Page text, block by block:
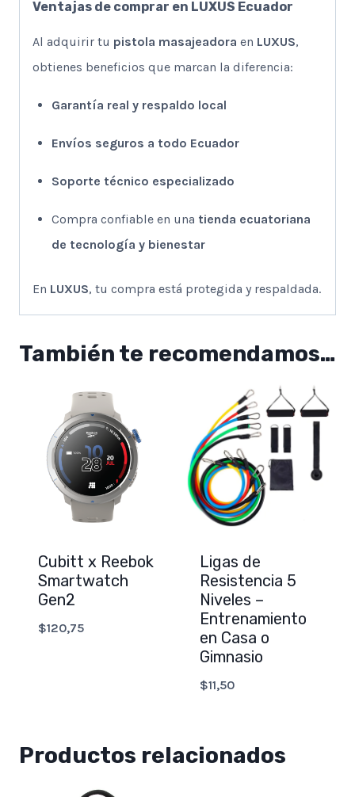
Ventajas de comprar en LUXUS Ecuador
Al adquirir tu pistola masajeadora en LUXUS,
obtienes beneficios que marcan la diferencia:
Garantía real y respaldo local
Envíos seguros a todo Ecuador
Soporte técnico especializado
Compra confiable en una tienda ecuatoriana
de tecnología y bienestar
En LUXUS, tu compra está protegida y respaldada.
También te recomendamos…
Cubitt x Reebok
Smartwatch
Gen2
$120,75
Ligas de
Resistencia 5
Niveles –
Entrenamiento
en Casa o
Gimnasio
$11,50
Productos relacionados